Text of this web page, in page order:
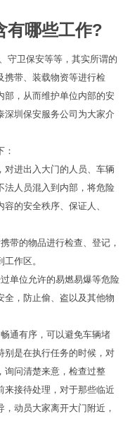
有哪些工作?
守卫保安等等，其实所谓的
携带、装载物资等进行检
部，从而维护单位内部的安
深圳保安服务公司为大家介
对进出入大门的人员、车辆
法人员混入到内部，将危险
的安全秩序、保证人、
带的物品进行检查、登记，
作区。
单位允许的易燃易爆等危险
全，防止偷、盗以及其他物
通有序，可以避免车辆堵
别是在执行任务的时候，对
询问清楚来意，检查过整
来接待处理，对于那些临近
动员大家离开大门附近，